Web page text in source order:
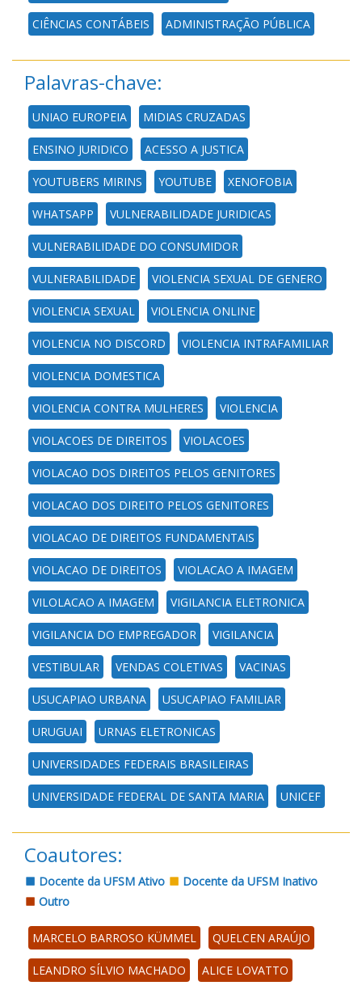
CIÊNCIAS CONTÁBEIS ADMINISTRAÇÃO PÚBLICA
Palavras-chave:
UNIAO EUROPEIA MIDIAS CRUZADAS
ENSINO JURIDICO ACESSO A JUSTICA
YOUTUBERS MIRINS YOUTUBE XENOFOBIA
WHATSAPP VULNERABILIDADE JURIDICAS
VULNERABILIDADE DO CONSUMIDOR
VULNERABILIDADE VIOLENCIA SEXUAL DE GENERO
VIOLENCIA SEXUAL VIOLENCIA ONLINE
VIOLENCIA NO DISCORD VIOLENCIA INTRAFAMILIAR
VIOLENCIA DOMESTICA
VIOLENCIA CONTRA MULHERES VIOLENCIA
VIOLACOES DE DIREITOS VIOLACOES
VIOLACAO DOS DIREITOS PELOS GENITORES
VIOLACAO DOS DIREITO PELOS GENITORES
VIOLACAO DE DIREITOS FUNDAMENTAIS
VIOLACAO DE DIREITOS VIOLACAO A IMAGEM
VILOLACAO A IMAGEM VIGILANCIA ELETRONICA
VIGILANCIA DO EMPREGADOR VIGILANCIA
VESTIBULAR VENDAS COLETIVAS VACINAS
USUCAPIAO URBANA USUCAPIAO FAMILIAR
URUGUAI URNAS ELETRONICAS
UNIVERSIDADES FEDERAIS BRASILEIRAS
UNIVERSIDADE FEDERAL DE SANTA MARIA UNICEF
Coautores:
Docente da UFSM Ativo
Docente da UFSM Inativo
Outro
MARCELO BARROSO KÜMMEL QUELCEN ARAÚJO
LEANDRO SÍLVIO MACHADO ALICE LOVATTO